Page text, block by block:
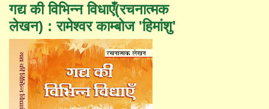
गद्य की विभिन्न विधाएँ(रचनात्मक
लेखन) : रामेश्वर काम्बोज 'हिमांशु'